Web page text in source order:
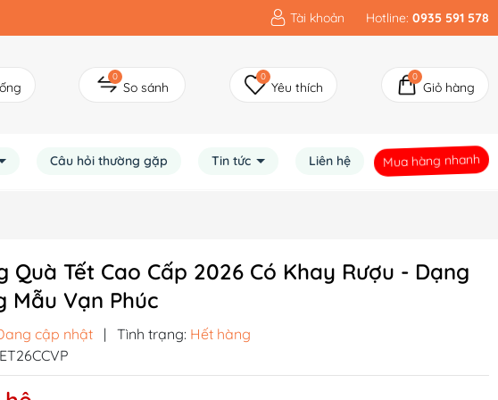
Tài khoản Hotline: 0935 591 578
0
So sánh
0
Yêu thích
0
Giỏ hàng
Câu hỏi thường gặp Tin tức Liên hệ Mua hàng nhanh
Quà Tết Cao Cấp 2026 Có Khay Rượu - Dạng
Mẫu Vạn Phúc
cập nhật | Tình trạng: Hết hàng